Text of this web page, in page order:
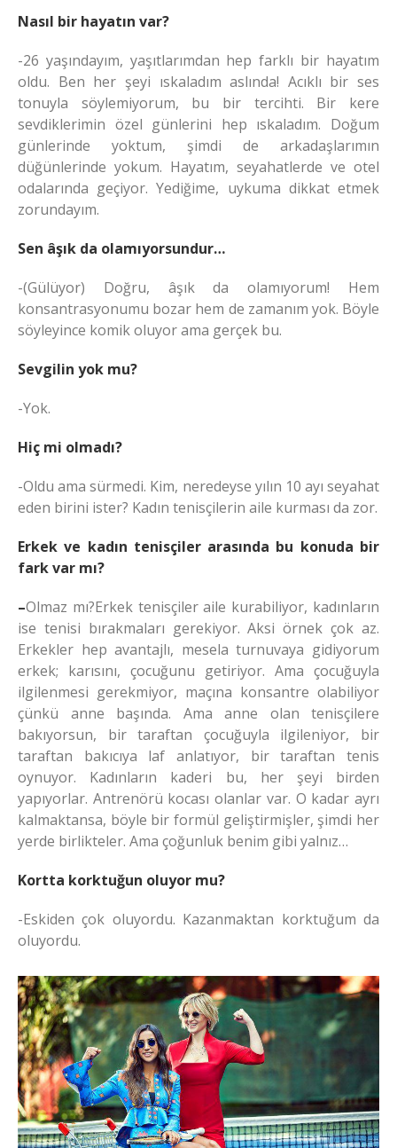
Nasıl bir hayatın var?
-26 yaşındayım, yaşıtlarımdan hep farklı bir hayatım
oldu. Ben her şeyi ıskaladım aslında! Acıklı bir ses
tonuyla söylemiyorum, bu bir tercihti. Bir kere
sevdiklerimin özel günlerini hep ıskaladım. Doğum
günlerinde yoktum, şimdi de arkadaşlarımın
düğünlerinde yokum. Hayatım, seyahatlerde ve otel
odalarında geçiyor. Yediğime, uykuma dikkat etmek
zorundayım.
Sen âşık da olamıyorsundur…
-(Gülüyor) Doğru, âşık da olamıyorum! Hem
konsantrasyonumu bozar hem de zamanım yok. Böyle
söyleyince komik oluyor ama gerçek bu.
Sevgilin yok mu?
-Yok.
Hiç mi olmadı?
-Oldu ama sürmedi. Kim, neredeyse yılın 10 ayı seyahat
eden birini ister? Kadın tenisçilerin aile kurması da zor.
Erkek ve kadın tenisçiler arasında bu konuda bir
fark var mı?
–Olmaz mı?Erkek tenisçiler aile kurabiliyor, kadınların
ise tenisi bırakmaları gerekiyor. Aksi örnek çok az.
Erkekler hep avantajlı, mesela turnuvaya gidiyorum
erkek; karısını, çocuğunu getiriyor. Ama çocuğuyla
ilgilenmesi gerekmiyor, maçına konsantre olabiliyor
çünkü anne başında. Ama anne olan tenisçilere
bakıyorsun, bir taraftan çocuğuyla ilgileniyor, bir
taraftan bakıcıya laf anlatıyor, bir taraftan tenis
oynuyor. Kadınların kaderi bu, her şeyi birden
yapıyorlar. Antrenörü kocası olanlar var. O kadar ayrı
kalmaktansa, böyle bir formül geliştirmişler, şimdi her
yerde birlikteler. Ama çoğunluk benim gibi yalnız…
Kortta korktuğun oluyor mu?
-Eskiden çok oluyordu. Kazanmaktan korktuğum da
oluyordu.